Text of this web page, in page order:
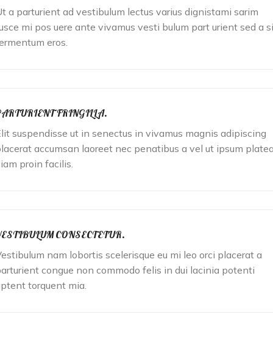
a parturient ad vestibulum lectus varius dignistami sarim
mi pos uere ante vivamus vesti bulum part urient sed a
eros.
FRINGILLA.
suspendisse ut in senectus in vivamus magnis adipiscing
accumsan laoreet nec penatibus a vel ut ipsum
proin facilis.
CONSECTETUR.
nam lobortis scelerisque eu mi leo orci placerat a
congue non commodo felis in dui lacinia potenti
torquent mia.